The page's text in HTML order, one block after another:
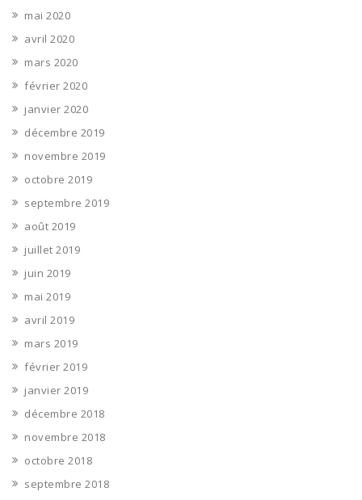
mai 2020
avril 2020
mars 2020
février 2020
janvier 2020
décembre 2019
novembre 2019
octobre 2019
septembre 2019
août 2019
juillet 2019
juin 2019
mai 2019
avril 2019
mars 2019
février 2019
janvier 2019
décembre 2018
novembre 2018
octobre 2018
septembre 2018